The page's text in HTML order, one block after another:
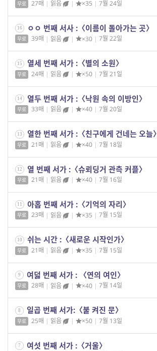
무료 27매 | 읽음 | ×35 | 7월 24일
16 ㅇㅇ 번째 서사 :〈이름이 돌아가는 곳〉
무료 39매 | 읽음 | ×30 | 7월 22일
15 열세 번째 서가 :〈별의 소원〉
무료 24매 | 읽음 | ×50 | 7월 21일
14 열두 번째 서가 :〈낙원 속의 이방인〉
무료 33매 | 읽음 | ×40 | 7월 20일
13 열한 번째 서가 :〈친구에게 건네는 오늘〉
무료 21매 | 읽음 | ×40 | 7월 18일
12 열 번째 서가 :〈슈뢰딩거 관측 커플〉
무료 21매 | 읽음 | ×40 | 7월 16일
11 아홉 번째 서가 :〈기억의 자리〉
무료 23매 | 읽음 | ×35 | 7월 15일
10 쉬는 시간 :〈새로운 시작인가〉
무료 21매 | 읽음 | ×35 | 7월 15일
9 여덟 번째 서가 : 〈연의 여인〉
무료 28매 | 읽음 | ×40 | 7월 14일
8 일곱 번째 서가:〈불 켜진 문〉
무료 25매 | 읽음 | ×50 | 7월 13일
7 여섯 번째 서가 :〈거울〉